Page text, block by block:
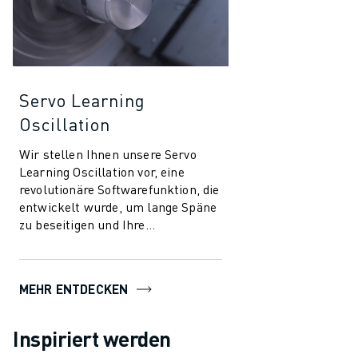
Servo Learning
Oscillation
Wir stellen Ihnen unsere Servo
Learning Oscillation vor, eine
revolutionäre Softwarefunktion, die
entwickelt wurde, um lange Späne
zu beseitigen und Ihre
rationalisieren. Di...
MEHR ENTDECKEN
Inspiriert werden